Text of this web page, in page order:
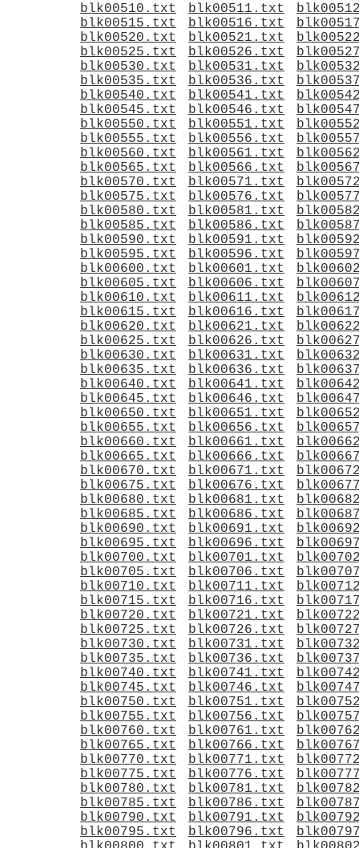
blk00510.txt
blk00511.txt
blk00515.txt
blk00516.txt
blk00520.txt
blk00521.txt
blk00525.txt
blk00526.txt
blk00530.txt
blk00531.txt
blk00535.txt
blk00536.txt
blk00540.txt
blk00541.txt
blk00545.txt
blk00546.txt
blk00550.txt
blk00551.txt
blk00555.txt
blk00556.txt
blk00560.txt
blk00561.txt
blk00565.txt
blk00566.txt
blk00570.txt
blk00571.txt
blk00575.txt
blk00576.txt
blk00580.txt
blk00581.txt
blk00585.txt
blk00586.txt
blk00590.txt
blk00591.txt
blk00595.txt
blk00596.txt
blk00600.txt
blk00601.txt
blk00605.txt
blk00606.txt
blk00610.txt
blk00611.txt
blk00615.txt
blk00616.txt
blk00620.txt
blk00621.txt
blk00625.txt
blk00626.txt
blk00630.txt
blk00631.txt
blk00635.txt
blk00636.txt
blk00640.txt
blk00641.txt
blk00645.txt
blk00646.txt
blk00650.txt
blk00651.txt
blk00655.txt
blk00656.txt
blk00660.txt
blk00661.txt
blk00665.txt
blk00666.txt
blk00670.txt
blk00671.txt
blk00675.txt
blk00676.txt
blk00680.txt
blk00681.txt
blk00685.txt
blk00686.txt
blk00690.txt
blk00691.txt
blk00695.txt
blk00696.txt
blk00700.txt
blk00701.txt
blk00705.txt
blk00706.txt
blk00710.txt
blk00711.txt
blk00715.txt
blk00716.txt
blk00720.txt
blk00721.txt
blk00725.txt
blk00726.txt
blk00730.txt
blk00731.txt
blk00735.txt
blk00736.txt
blk00740.txt
blk00741.txt
blk00745.txt
blk00746.txt
blk00750.txt
blk00751.txt
blk00755.txt
blk00756.txt
blk00760.txt
blk00761.txt
blk00765.txt
blk00766.txt
blk00770.txt
blk00771.txt
blk00775.txt
blk00776.txt
blk00780.txt
blk00781.txt
blk00785.txt
blk00786.txt
blk00790.txt
blk00791.txt
blk00795.txt
blk00796.txt